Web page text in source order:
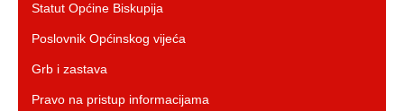
Statut Općine Biskupija
Poslovnik Općinskog vijeća
Grb i zastava
Pravo na pristup informacijama